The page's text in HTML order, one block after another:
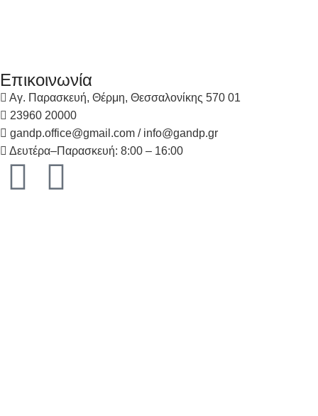
Επικοινωνία
Αγ. Παρασκευή, Θέρμη, Θεσσαλονίκης 570 01
23960 20000
gandp.office@gmail.com / info@gandp.gr
Δευτέρα–Παρασκευή: 8:00 – 16:00